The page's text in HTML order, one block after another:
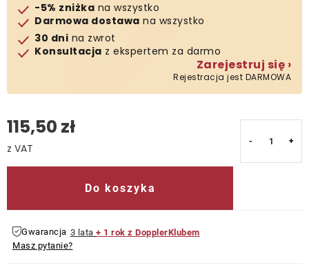
-5% zniżka na wszystko
Darmowa dostawa na wszystko
30 dni na zwrot
Konsultacja z ekspertem za darmo
Zarejestruj się ›
Rejestracja jest DARMOWA
115,50 zł
Do koszyka
Gwarancja 3 lata + 1 rok z DopplerKlubem
Masz pytanie?